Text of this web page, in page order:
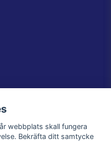
webbplats skall fungera
Bekräfta ditt samtycke